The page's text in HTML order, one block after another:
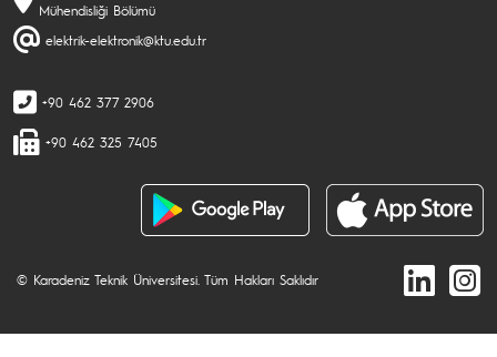
Mühendisliği Bölümü
elektrik-elektronik@ktu.edu.tr
+90 462 377 2906
+90 462 325 7405
© Karadeniz Teknik Üniversitesi. Tüm Hakları Saklıdır